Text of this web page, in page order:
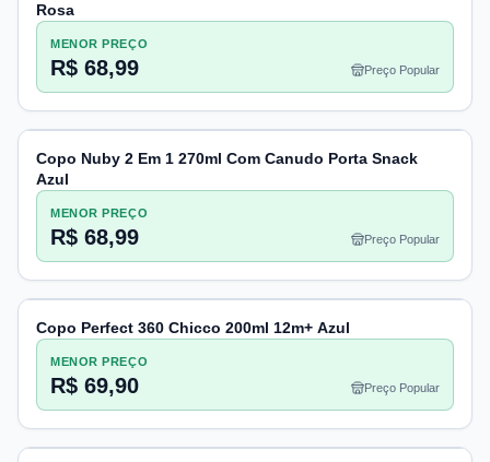
Rosa
MENOR PREÇO
R$ 68,99 Preço Popular
Copo Nuby 2 Em 1 270ml Com Canudo Porta Snack
Azul
MENOR PREÇO
R$ 68,99 Preço Popular
Copo Perfect 360 Chicco 200ml 12m+ Azul
MENOR PREÇO
R$ 69,90 Preço Popular